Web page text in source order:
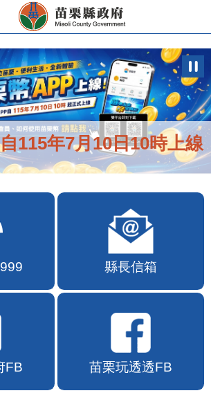
115年7月10日10時上線
縣長信箱
FB 苗栗玩透透FB